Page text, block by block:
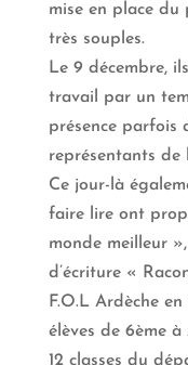
mise en place
très souples.
Le 9 décembre,
travail par un
présence parfois
représentants de
Ce jour-là
faire lire ont
monde meilleur
d’écriture «
F.O.L Ardèche
élèves de 6ème
12 classes du